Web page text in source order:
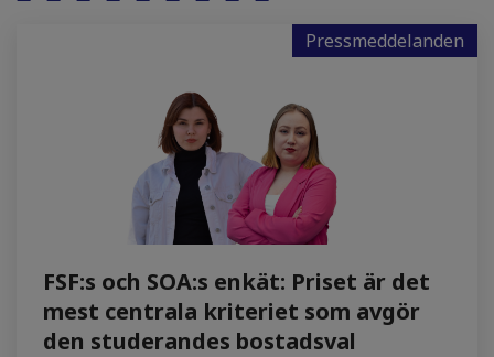
Pressmeddelanden
FSF:s och SOA:s enkät: Priset är det
mest centrala kriteriet som avgör
den studerandes bostadsval